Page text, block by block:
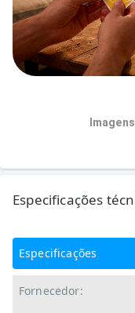
Especificações
Especificações
Fornecedor: